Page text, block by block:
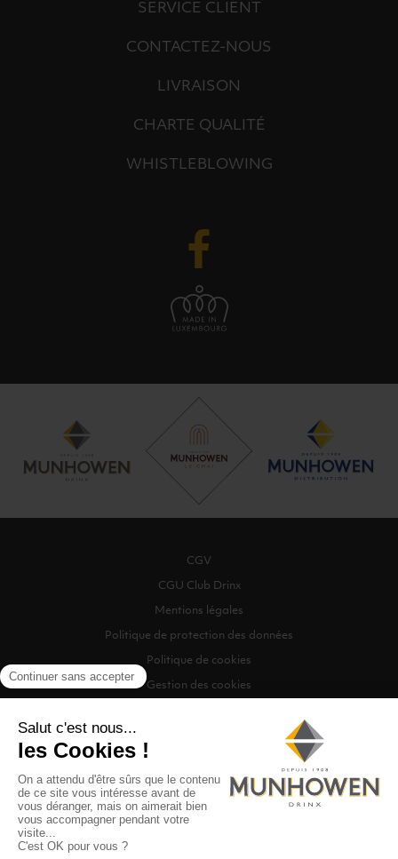
SERVICE CLIENT
CONTACTEZ-NOUS
LIVRAISON
CHARTE QUALITÉ
WHISTLEBLOWING
CGV
CGU Club Drinx
Mentions légales
Politique de protection des données
Politique de cookies
Gestion des cookies
©2026 Munhowen Drinx / Tous droits réservés
Digitalised by